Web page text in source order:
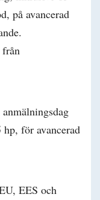
på avancerad
från
för avancerad
EES och